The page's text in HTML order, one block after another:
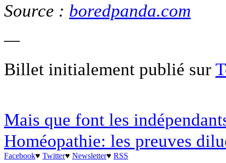
Source : boredpanda.com
—
Billet initialement publié sur
Mais que font les
Homéopathie: les preuves
Facebook♥ Twitter♥ Newsletter♥ RSS